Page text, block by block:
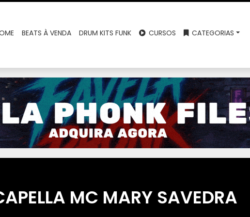
BEATS À VENDA DRUM KITS FUNK CURSOS CATEGORIAS
MC MARY SAVEDRA